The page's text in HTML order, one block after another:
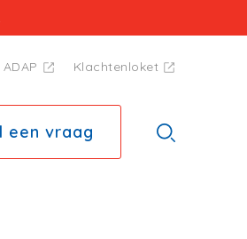
ADAP Klachtenloket
een vraag